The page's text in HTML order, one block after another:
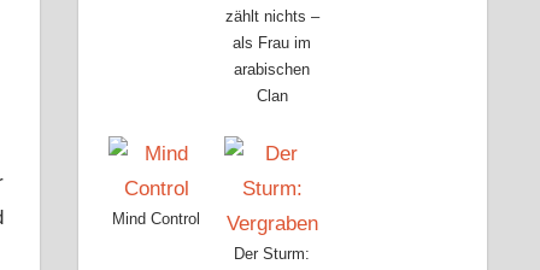
zählt nichts –
als Frau im
arabischen
Clan
Mind Control
Der Sturm: